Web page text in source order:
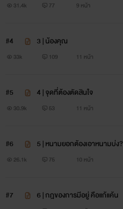
31.4k 77 9 หน้า
#4 3 | น้องคุณ
33k 109 11 หน้า
#5 4 | จุดที่ต้องตัดสินใจ
30.9k 53 11 หน้า
#6 5 | หนามยอกต้องเอาหนามบ่ง?
26.1k 75 10 หน้า
#7 6 | กฎของการมีอยู่ คือแก้แค้น